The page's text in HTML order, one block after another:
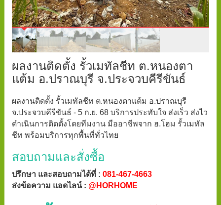
ผลงานติดตั้ง รั้วเมทัลชีท ต.หนองตา
แต้ม อ.ปราณบุรี จ.ประจวบคีรีขันธ์
ผลงานติดตั้ง รั้วเมทัลชีท ต.หนองตาแต้ม อ.ปราณบุรี
จ.ประจวบคีรีขันธ์ - 5 ก.ย. 68 บริการประทับใจ ส่งเร็ว ส่งไว
ดำเนินการติดตั้งโดยทีมงาน มืออาชีพจาก ฮ.โฮม รั้วเมทัล
ชีท พร้อมบริการทุกพื้นที่ทั่วไทย
สอบถามและสั่งซื้อ
ปรึกษา และสอบถามได้ที่ : 081-467-4663
ส่งข้อความ แอดไลน์ : @HORHOME